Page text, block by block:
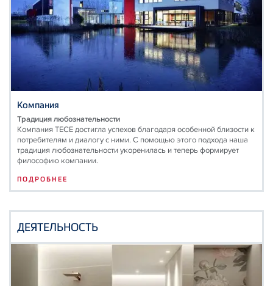
Компания
Традиция любознательности
Компания TECE достигла успехов благодаря особенной близости к
потребителям и диалогу с ними. С помощью этого подхода наша
традиция любознательности укоренилась и теперь формирует
философию компании.
ПОДРОБНЕЕ
ДЕЯТЕЛЬНОСТЬ